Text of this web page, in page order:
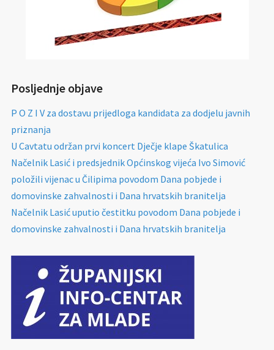
Posljednje objave
P O Z I V za dostavu prijedloga kandidata za dodjelu javnih
priznanja
U Cavtatu održan prvi koncert Dječje klape Škatulica
Načelnik Lasić i predsjednik Općinskog vijeća Ivo Simović
položili vijenac u Čilipima povodom Dana pobjede i
domovinske zahvalnosti i Dana hrvatskih branitelja
Načelnik Lasić uputio čestitku povodom Dana pobjede i
domovinske zahvalnosti i Dana hrvatskih branitelja